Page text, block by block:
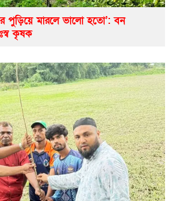
পুড়িয়ে মারলে ভালো হতো’: বন
কৃষক